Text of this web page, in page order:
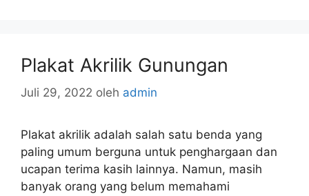
Plakat Akrilik Gunungan
Juli 29, 2022 oleh admin
Plakat akrilik adalah salah satu benda yang
paling umum berguna untuk penghargaan dan
ucapan terima kasih lainnya. Namun, masih
banyak orang yang belum memahami